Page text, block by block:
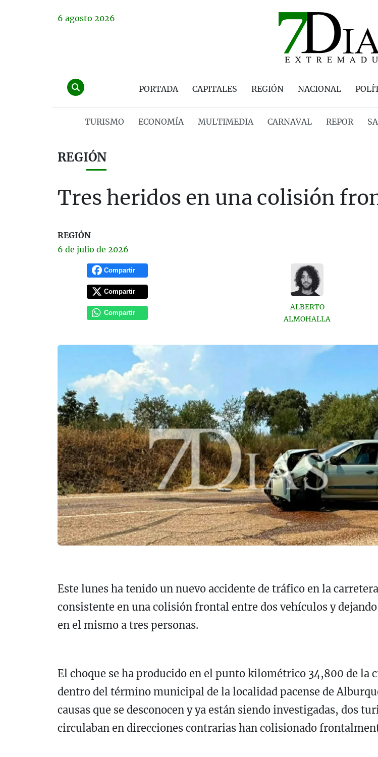
6 agosto 2026
PORTADA CAPITALES REGIÓN NACIONAL
TURISMO ECONOMÍA MULTIMEDIA CARNAVAL REPOR
REGIÓN
Tres heridos en una colisión
REGIÓN
6 de julio de 2026
Compartir
Compartir
Compartir
ALBERTO
ALMOHALLA
Este lunes ha tenido un nuevo accidente de tráfico en la
consistente en una colisión frontal entre dos vehículos y
en el mismo a tres personas.
El choque se ha producido en el punto kilométrico 34,800 de la
dentro del término municipal de la localidad pacense de
causas que se desconocen y ya están siendo investigadas, dos
circulaban en direcciones contrarias han colisionado